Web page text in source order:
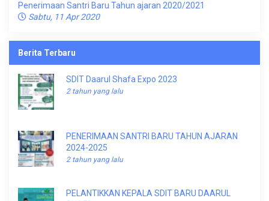
Penerimaan Santri Baru Tahun ajaran 2020/2021
Sabtu, 11 Apr 2020
Berita Terbaru
SDIT Daarul Shafa Expo 2023
2 tahun yang lalu
PENERIMAAN SANTRI BARU TAHUN AJARAN
2024-2025
2 tahun yang lalu
PELANTIKKAN KEPALA SDIT BARU DAARUL